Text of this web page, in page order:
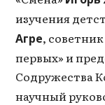
изучения
Агре,
первых» и
Содружества
научный